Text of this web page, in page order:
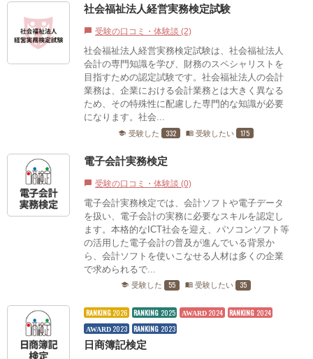
社会福祉法人経営実務検定試験
chat_bubble 受験の口コミ・体験談 (2)
社会福祉法人経営実務検定試験は、社会福祉法人
会計の専門知識を学び、財務のスペシャリストを
目指すための認定試験です。社会福祉法人の会計
業務は、企業における会計業務とは大きく異なる
ため、その特殊性に配慮した専門的な知識が必要
になります。社会...
school 受験した 332 menu_book 受験したい 175
電子会計実務検定
chat_bubble 受験の口コミ・体験談 (0)
電子会計実務検定では、会計ソフトや電子データ
を扱い、電子会計の実務に必要なスキルを認定し
ます。本格的なICT社会を迎え、パソコンソフト等
の活用した電子会計の普及が進んでいる背景か
ら、会計ソフトを使いこなせる人材は多くの企業
で求められるで...
school 受験した 55 menu_book 受験したい 35
RANKING2026 RANKING 2025 AWARD 2024 RANKING 2024
AWARD 2023 RANKING 2023
日商簿記検定